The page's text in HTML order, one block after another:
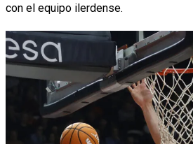
con el equipo ilerdense.